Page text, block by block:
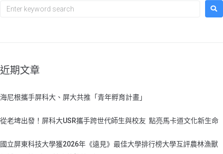
近期文章
海尼根攜手屏科大、屏大共推「青年孵育計畫」
從老埤出發！屏科大USR攜手跨世代師生與校友 點亮馬卡道文化新生命
國立屏東科技大學獲2026年《遠見》最佳大學排行榜大學互評農林漁獸